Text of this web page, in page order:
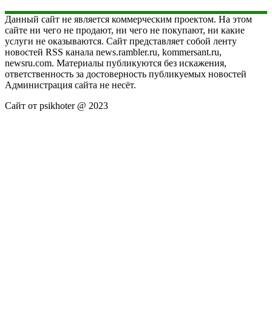
Данный сайт не является коммерческим проектом. На этом
сайте ни чего не продают, ни чего не покупают, ни какие
услуги не оказываются. Сайт представляет собой ленту
новостей RSS канала news.rambler.ru, kommersant.ru,
newsru.com. Материалы публикуются без искажения,
ответственность за достоверность публикуемых новостей
Администрация сайта не несёт.
Сайт от psikhoter @ 2023